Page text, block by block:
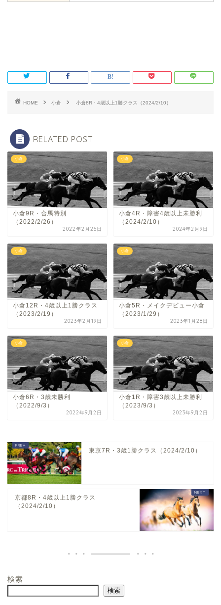
HOME 小倉 小倉8R・4歳以上1勝クラス（2024/2/10）
RELATED POST
小倉
小倉9R・合馬特別
（2022/2/26）
2022年2月26日
小倉
小倉4R・障害4歳以上未勝利
（2024/2/10）
2024年2月9日
小倉
小倉12R・4歳以上1勝クラス
（2023/2/19）
2023年2月19日
小倉
小倉5R・メイクデビュー小倉
（2023/1/29）
2023年1月28日
小倉
小倉6R・3歳未勝利
（2022/9/3）
2022年9月2日
小倉
小倉1R・障害3歳以上未勝利
（2023/9/3）
2023年9月2日
東京7R・3歳1勝クラス（2024/2/10）
京都8R・4歳以上1勝クラス
（2024/2/10）
検索
検索